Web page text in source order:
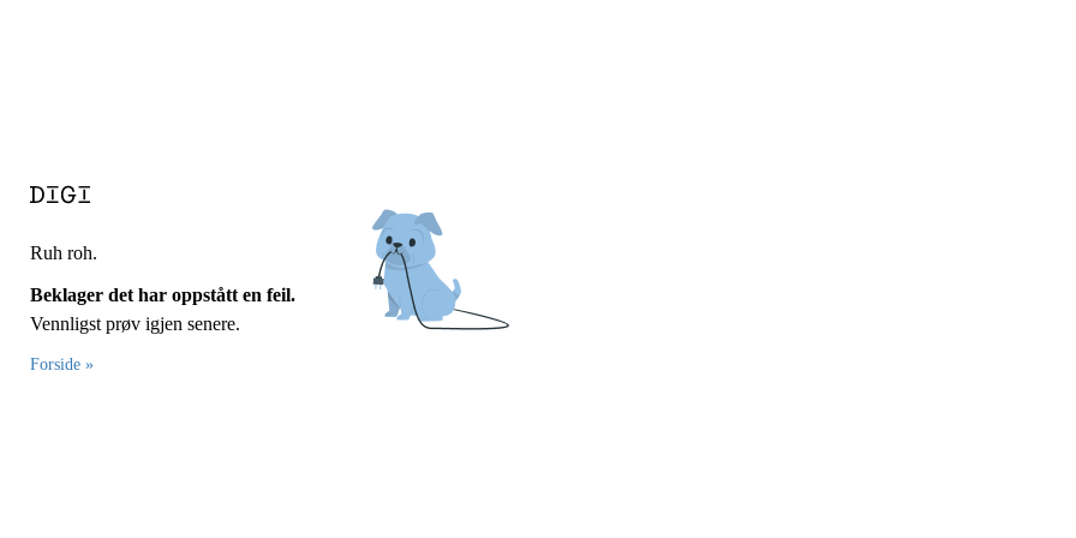
Ruh roh.
Beklager det har oppstått en feil.
Vennligst prøv igjen senere.
Forside »